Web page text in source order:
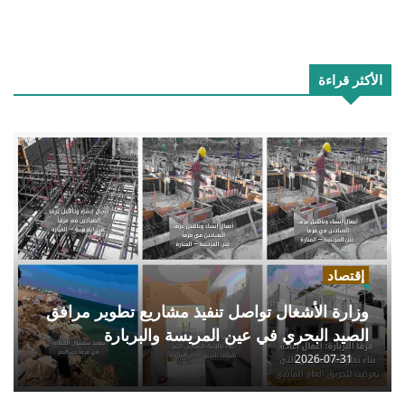
الأكثر قراءة
إقتصاد
وزارة الأشغال تواصل تنفيذ مشاريع تطوير مرافق
الصيد البحري في عين المريسة والبربارة
2026-07-31